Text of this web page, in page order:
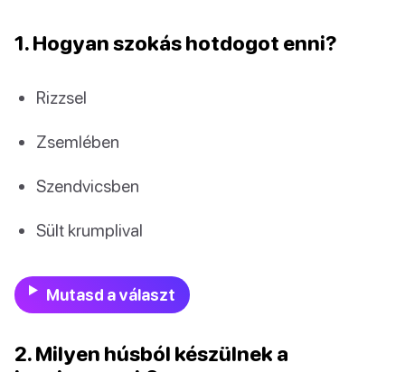
1. Hogyan szokás hotdogot enni?
Rizzsel
Zsemlében
Szendvicsben
Sült krumplival
Mutasd a választ
2. Milyen húsból készülnek a